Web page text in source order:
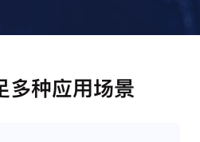
多种应用场景